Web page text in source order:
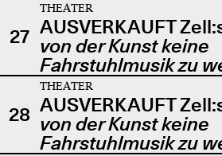
27
THEATER
AUSVERKAUFT
von der Kunst keine
Fahrstuhlmusik zu
28
THEATER
AUSVERKAUFT
von der Kunst keine
Fahrstuhlmusik zu